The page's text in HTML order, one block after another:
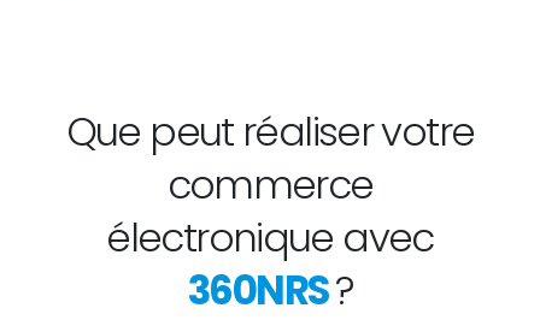
Que peut réaliser votre
commerce
électronique avec
360NRS?